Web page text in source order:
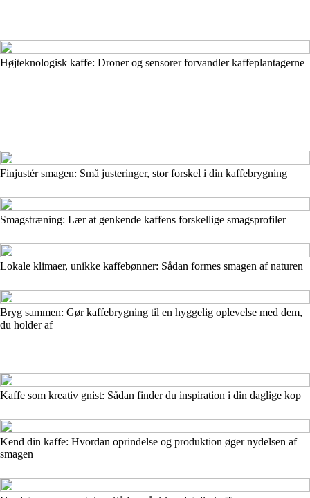
Højteknologisk kaffe: Droner og sensorer forvandler kaffeplantagerne
Finjustér smagen: Små justeringer, stor forskel i din kaffebrygning
Smagstræning: Lær at genkende kaffens forskellige smagsprofiler
Lokale klimaer, unikke kaffebønner: Sådan formes smagen af naturen
Bryg sammen: Gør kaffebrygning til en hyggelig oplevelse med dem,
du holder af
Kaffe som kreativ gnist: Sådan finder du inspiration i din daglige kop
Kend din kaffe: Hvordan oprindelse og produktion øger nydelsen af
smagen